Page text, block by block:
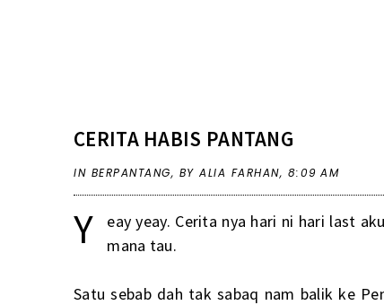
CERITA HABIS PANTANG
IN BERPANTANG, BY ALIA FARHAN, 8:09 AM
Y
eay yeay. Cerita nya hari ni hari last
mana tau.
Satu sebab dah tak sabaq nam balik ke